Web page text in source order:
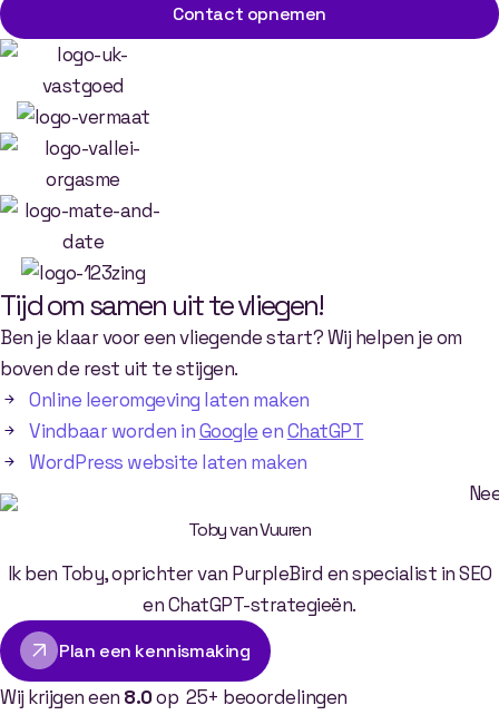
Contact opnemen
Tijdomsamen uittevliegen!
Ben je klaar voor een vliegende start? Wij helpen je om
boven de rest uit te stijgen.
Online leeromgeving laten maken
Vindbaar worden inGoogleenChatGPT
WordPress website laten maken
Toby van Vuuren
Ik ben Toby, oprichter van PurpleBird en specialist in SEO
en ChatGPT-strategieën.
Plan een kennismaking
Wij krijgen een 8.0op 25+ beoordelingen